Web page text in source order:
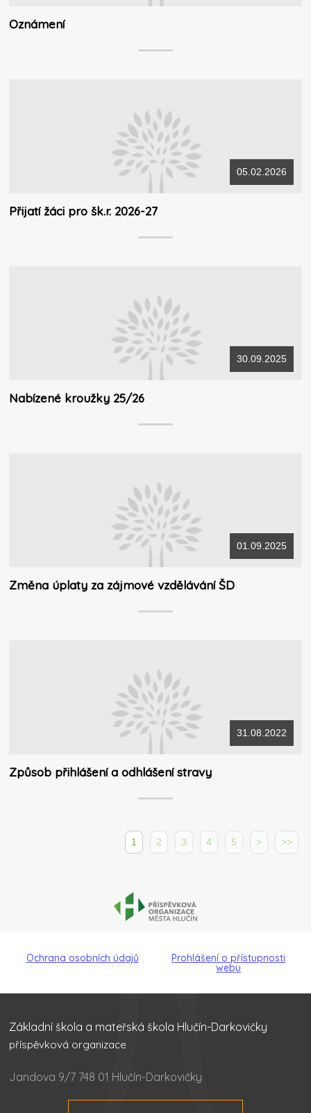
Oznámení
05.02.2026
Přijatí žáci pro šk.r. 2026-27
30.09.2025
Nabízené kroužky 25/26
01.09.2025
Změna úplaty za zájmové vzdělávání ŠD
31.08.2022
Způsob přihlášení a odhlášení stravy
1 2 3 4 5 > >>
Ochrana osobních údajů Prohlášení o přístupnosti
webu
Základní škola a mateřská škola Hlučín-Darkovičky
příspěvková organizace
Jandova 9/7 748 01 Hlučín-Darkovičky